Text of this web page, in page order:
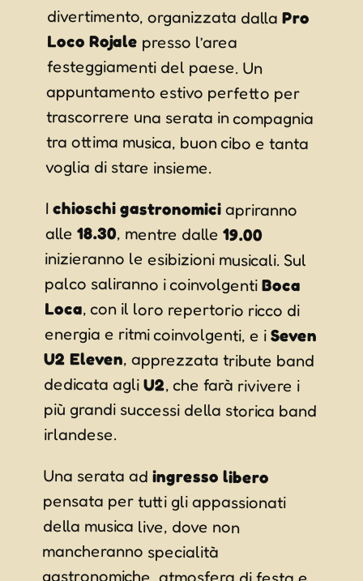
divertimento, organizzata dallaPro
Loco Rojale presso l’area
festeggiamenti del paese. Un
appuntamento estivo perfetto per
trascorrere una serata in compagnia
tra ottima musica, buon cibo e tanta
voglia di stare insieme.
Ichioschi gastronomiciapriranno
alle 18.30, mentre dalle 19.00
inizieranno le esibizioni musicali. Sul
palco saliranno i coinvolgentiBoca
Loca, con il loro repertorio ricco di
energia e ritmi coinvolgenti, e iSeven
U2 Eleven, apprezzata tribute band
dedicata agliU2, che farà rivivere i
più grandi successi della storica band
irlandese.
Una serata adingresso libero
pensata per tutti gli appassionati
della musica live, dove non
mancheranno specialità
gastronomiche, atmosfera di festa e
il piacere di ritrovarsi sotto le stelle
in uno degli appuntamenti più attesi